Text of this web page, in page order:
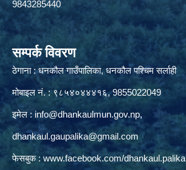
9843285440
सम्पर्क विवरण
ठेगाना : धनकौल गाउँपालिका, धनकौल पश्चिम सर्लाही
मोबाइल नं. : ९८५४०४४४१६, 9855022049
इमेल : info@dhankaulmun.gov.np,
dhankaul.gaupalika@gmail.com
फेसबुक : www.facebook.com/dhankaul.palika